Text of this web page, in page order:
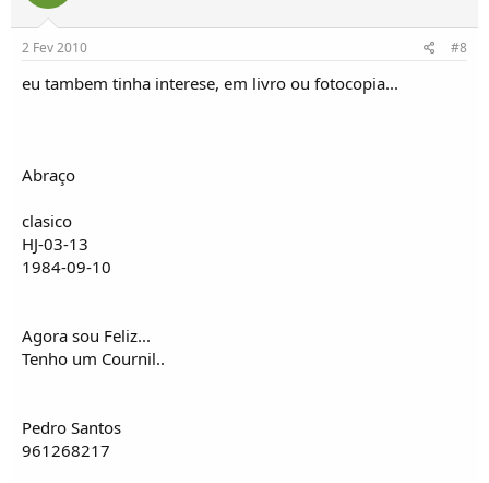
2 Fev 2010 #8
eu tambem tinha interese, em livro ou fotocopia...
Abraço
clasico
HJ-03-13
1984-09-10
Agora sou Feliz...
Tenho um Cournil..
Pedro Santos
961268217